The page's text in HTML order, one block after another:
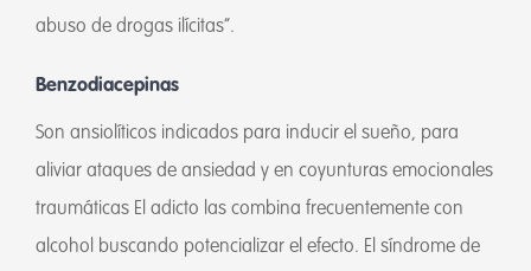
abuso de drogas ilícitas”.
Benzodiacepinas
Son ansiolíticos indicados para inducir el sueño, para
aliviar ataques de ansiedad y en coyunturas emocionales
traumáticas El adicto las combina frecuentemente con
alcohol buscando potencializar el efecto. El síndrome de